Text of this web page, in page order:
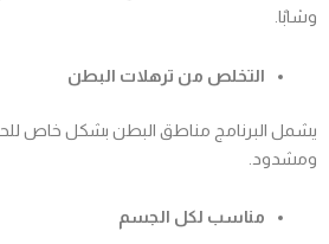
وشابًا.
التخلص من ترهلات البطن
يشمل البرنامج مناطق البطن بشكل خاص
ومشدود.
مناسب لكل الجسم